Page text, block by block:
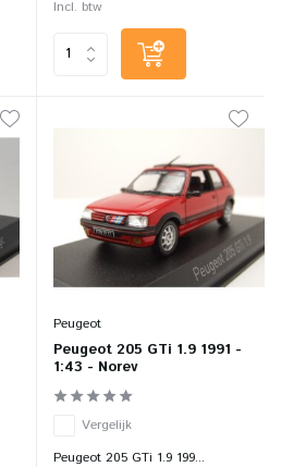
Incl. btw
Peugeot
Peugeot 205 GTi 1.9 1991 -
1:43 - Norev
Vergelijk
Peugeot 205 GTi 1.9 199...